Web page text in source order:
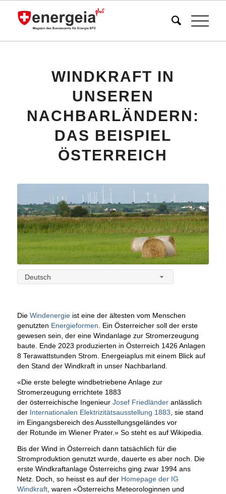
WINDKRAFT IN
UNSEREN
NACHBARLÄNDERN:
DAS BEISPIEL
ÖSTERREICH
Deutsch
Die Windenergieist eine der ältesten vom Menschen
genutzten Energieformen . Ein Österreicher soll der erste
gewesen sein, der eine Windanlage zur Stromerzeugung
baute. Ende 2023 produzierten in Österreich 1426 Anlagen
8 Terawattstunden Strom. Energeiaplus mit einem Blick auf
den Stand der Windkraft in unser Nachbarland.
«Die erste belegte windbetriebene Anlage zur
Stromerzeugung errichtete 1883
der österreichische Ingenieur Josef Friedländeranlässlich
der Internationalen Elektrizitätsausstellung 1883 , sie stand
im Eingangsbereich des Ausstellungsgeländes vor
der Rotunde im Wiener Prater.» So steht es auf Wikipedia.
Bis der Wind in Österreich dann tatsächlich für die
Stromproduktion genutzt wurde, dauerte es aber noch. Die
erste Windkraftanlage Österreichs ging zwar 1994 ans
Netz. Doch, so heisst es auf der Homepage der IG
Windkraft, waren «Österreichs Meteorologinnen und